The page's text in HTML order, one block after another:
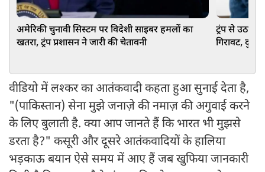
अमेरिकी चुनावी सिस्टम पर विदेशी साइबर हमलों का
खतरा, ट्रंप प्रशासन ने जारी की चेतावनी
ट्रंप से उठा
गिरावट,
वीडियो में लश्कर का आतंकवादी कहता हुआ सुनाई देता है,
"(पाकिस्तान) सेना मुझे जनाज़े की नमाज़ की अगुवाई करने
के लिए बुलाती है. क्या आप जानते हैं कि भारत भी मुझसे
डरता है?" कसूरी और दूसरे आतंकवादियों के हालिया
भड़काऊ बयान ऐसे समय में आए हैं जब खुफिया जानकारी